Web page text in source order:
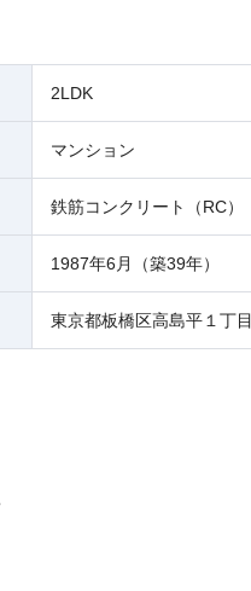
2LDK
マンション
鉄筋コンクリート（RC）
1987年6月（築39年）
東京都板橋区高島平１丁目